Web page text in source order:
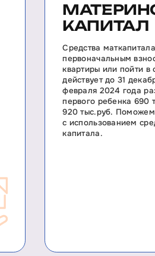
КАПИТАЛ
Средства
первоначальным
квартиры или пойти в
действует до 31
февраля 2024 года
первого ребенка 690
920 тыс.руб. Поможем
с использованием
капитала.